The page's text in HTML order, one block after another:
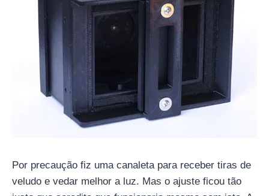
Por precaução fiz uma canaleta para receber tiras de
veludo e vedar melhor a luz. Mas o ajuste ficou tão